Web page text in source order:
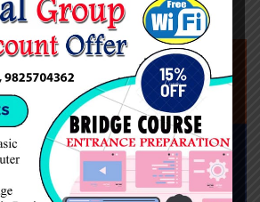
ADVERTISEMENT